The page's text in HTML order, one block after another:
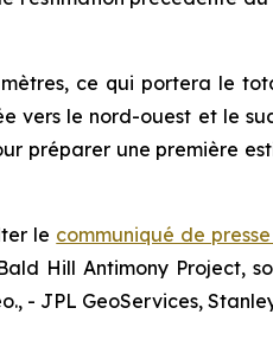
ce qui portera le
vers le nord-ouest et le
préparer une première
le communiqué de
Hill Antimony Project,
- JPL GeoServices,